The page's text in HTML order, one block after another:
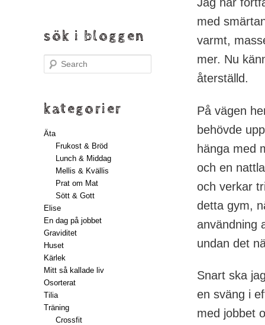
med
varmt,
mer. Nu
återställd.
På vägen
behövde
hänga med
och en
och verkar
detta gym,
användning
undan det
Snart ska
en sväng i
med jobbet
sök i bloggen
Search
kategorier
Äta
Frukost & Bröd
Lunch & Middag
Mellis & Kvällis
Prat om Mat
Sött & Gott
Elise
En dag på jobbet
Graviditet
Huset
Kärlek
Mitt så kallade liv
Osorterat
Tilia
Träning
Crossfit